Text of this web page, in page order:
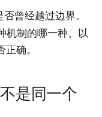
否曾经越过边界。
机制的哪一种、以
确。
是同一个